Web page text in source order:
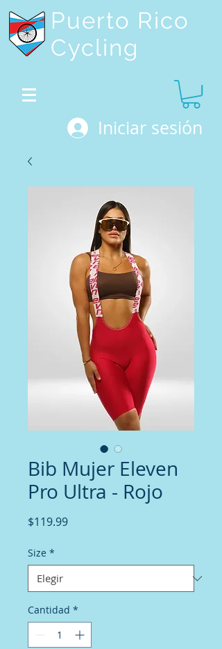
Puerto Rico
Cycling
Iniciar sesión
Bib Mujer Eleven
Pro Ultra - Rojo
$119.99Precio
Size *
Cantidad *